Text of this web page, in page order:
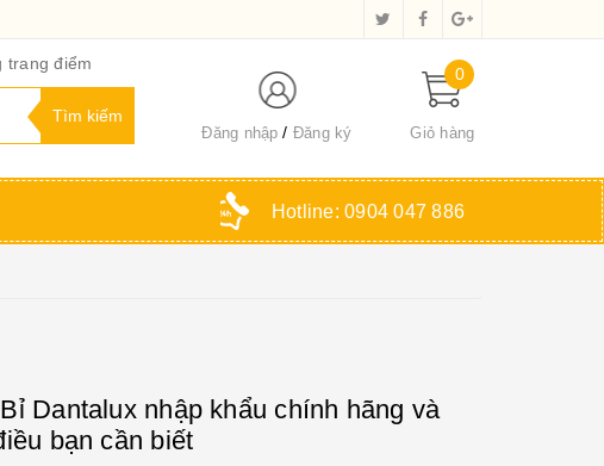
trang điểm
Đăng nhập Đăng ký
0
Giỏ hàng
Hotline: 0904 047 886
Dantalux nhập khẩu chính hãng và
bạn cần biết